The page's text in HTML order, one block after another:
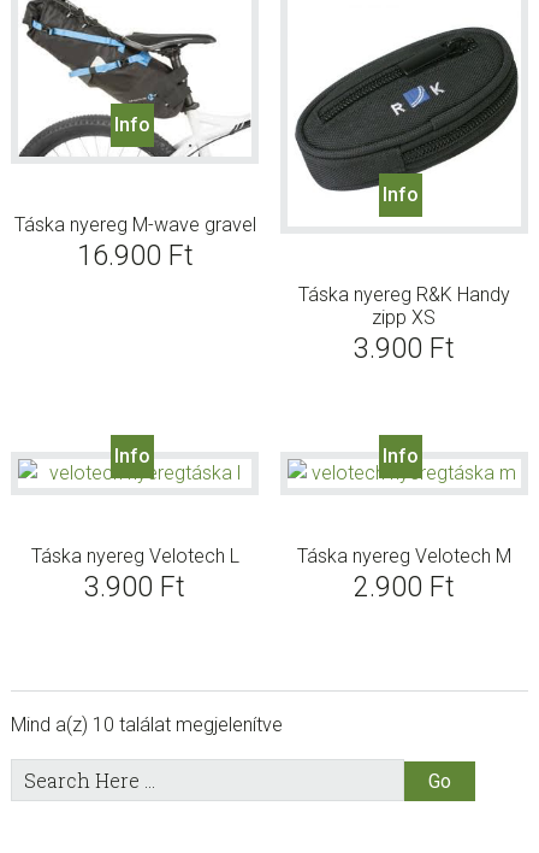
Info
Táska nyereg M-wave gravel
16.900 Ft
Info
Táska nyereg R&K Handy
zipp XS
3.900 Ft
Info
Táska nyereg Velotech L
3.900 Ft
Info
Táska nyereg Velotech M
2.900 Ft
Mind a(z) 10 találat megjelenítve
sidebar
Store
Sidebar
Search
Here